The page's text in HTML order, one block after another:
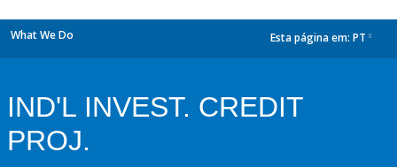
What We Do Esta página em: PT
IND'L INVEST. CREDIT
PROJ.